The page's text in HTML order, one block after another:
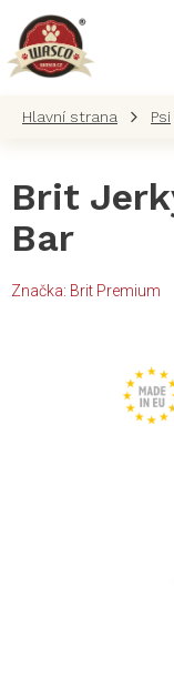
obsah
Psi
Brit
Bar
Značka: Brit Premium